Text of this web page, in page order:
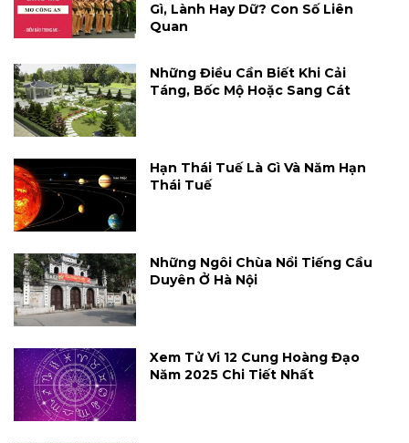
Gì, Lành Hay Dữ? Con Số Liên
Quan
Những Điều Cần Biết Khi Cải
Táng, Bốc Mộ Hoặc Sang Cát
Hạn Thái Tuế Là Gì Và Năm Hạn
Thái Tuế
Những Ngôi Chùa Nổi Tiếng Cầu
Duyên Ở Hà Nội
Xem Tử Vi 12 Cung Hoàng Đạo
Năm 2025 Chi Tiết Nhất